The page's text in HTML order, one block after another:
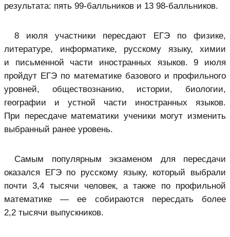
результата: пять 99-балльников и 13 98-балльников.
8 июля участники пересдают ЕГЭ по физике,
литературе, информатике, русскому языку, химии
и письменной части иностранных языков. 9 июля
пройдут ЕГЭ по математике базового и профильного
уровней, обществознанию, истории, биологии,
географии и устной части иностранных языков.
При пересдаче математики ученики могут изменить
выбранный ранее уровень.
Самым популярным экзаменом для пересдачи
оказался ЕГЭ по русскому языку, который выбрали
почти 3,4 тысячи человек, а также по профильной
математике — ее собираются пересдать более
2,2 тысячи выпускников.